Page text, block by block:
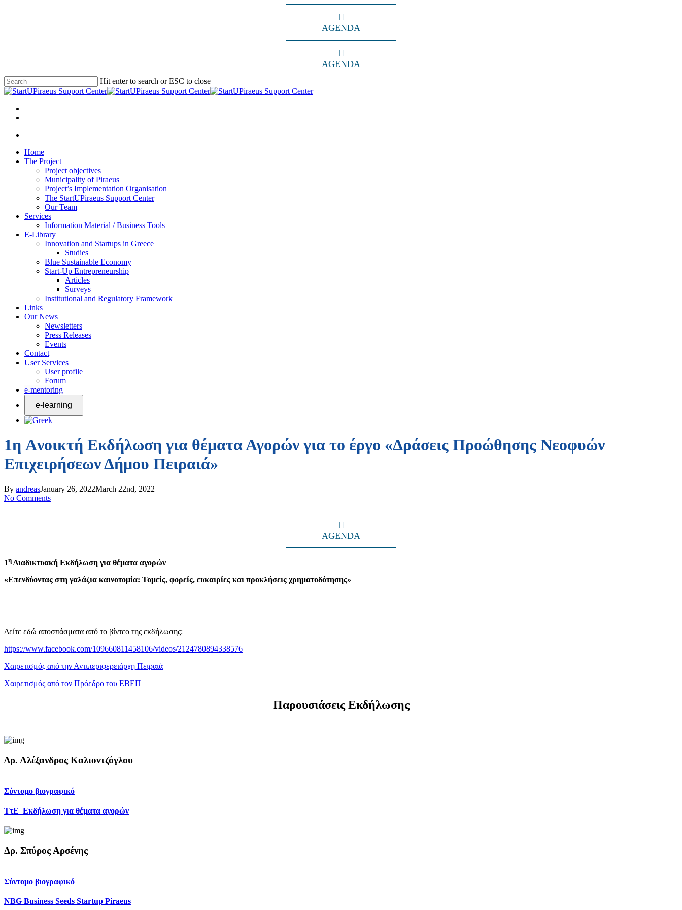
AGENDA
AGENDA
Skip
to
content
Hit enter to search or ESC to close
Close
Menu
Menu
Home
The Project
Project objectives
Municipality of Piraeus
Project’s Implementation Organisation
The StartUPiraeus Support Center
Our Team
Services
Information Material / Business Tools
E-Library
Innovation and Startups in Greece
Studies
Blue Sustainable Economy
Start-Up Entrepreneurship
Articles
Surveys
Institutional and Regulatory Framework
Links
Our News
Newsletters
Press Releases
Events
Contact
User Services
User profile
Forum
e-mentoring
1η Aνοικτή Εκδήλωση για θέματα Αγορών για το έργο «Δράσεις Προώθησης Νεοφυών
Επιχειρήσεων Δήμου Πειραιά»
By andreasJanuary 26, 2022March 22nd, 2022
No Comments
AGENDA
1η Διαδικτυακή Εκδήλωση για θέματα αγορών
«Επενδύοντας στη γαλάζια καινοτομία: Τομείς, φορείς, ευκαιρίες και προκλήσεις χρηματοδότησης»
Δείτε εδώ αποσπάσματα από το βίντεο της εκδήλωσης:
https://www.facebook.com/109660811458106/videos/2124780894338576
Χαιρετισμός από την Αντιπεριφερειάρχη Πειραιά
Χαιρετισμός από τον Πρόεδρο του ΕΒΕΠ
Παρουσιάσεις Εκδήλωσης
Δρ. Αλέξανδρος Καλιοντζόγλου
Σύντομο βιογραφικό
ΤτΕ_Εκδήλωση για θέματα αγορών
Δρ. Σπύρος Αρσένης
Σύντομο βιογραφικό
NBG Business Seeds Startup Piraeus